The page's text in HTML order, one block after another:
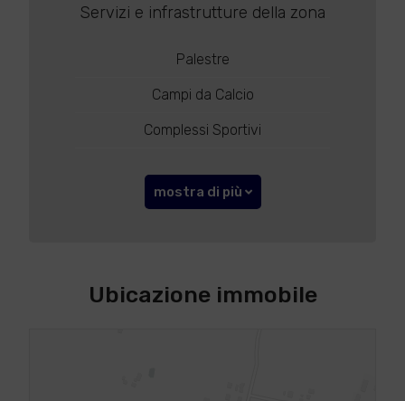
Servizi e infrastrutture della zona
Palestre
Campi da Calcio
Complessi Sportivi
mostra di più
Ubicazione immobile